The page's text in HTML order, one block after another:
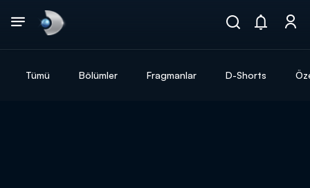
Tümü Bölümler Fragmanlar D-Shorts